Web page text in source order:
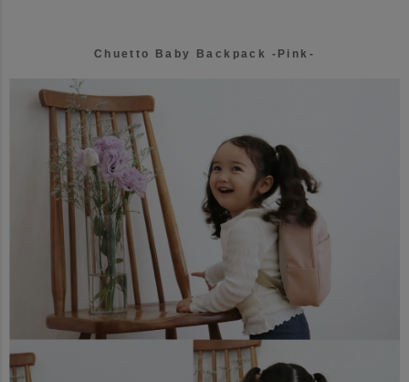
Chuetto Baby Backpack -Pink-